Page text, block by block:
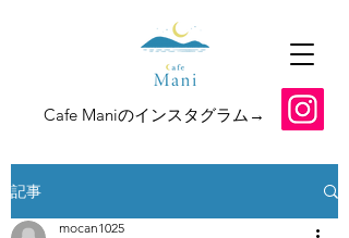
​Cafe Maniのインスタグラム→
記事
mocan1025